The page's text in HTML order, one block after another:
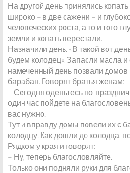
На другой день принялись
широко – в две сажени – и
человеческих роста, а то и того
земли и копать перестали.
Назначили день. «В такой вот
будем колодец». Запасли масла и
намеченный день позвали домов
барабан. Говорят братья женам:
– Сегодня оденьтесь по-
один час пойдете на
вас нужно.
Тут и вправду домы повели их с
колодцу. Как дошли до колодца,
Рядком у края и говорят:
– Ну, теперь благословляйте.
Только они подняли руки для